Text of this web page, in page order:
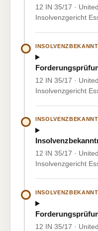
12 IN 35/17 ·
Insolvenzgericht
12 IN 35/17 ·
Insolvenzgericht
12 IN 35/17 ·
Insolvenzgericht
12 IN 35/17 ·